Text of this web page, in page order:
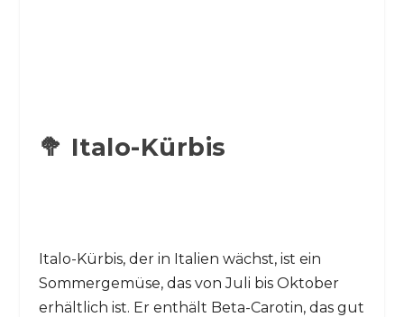
🥦 Italo-Kürbis
Italo-Kürbis, der in Italien wächst, ist ein
Sommergemüse, das von Juli bis Oktober
erhältlich ist. Er enthält Beta-Carotin, das gut